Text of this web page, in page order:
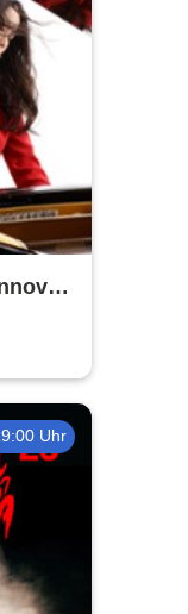
Uhr